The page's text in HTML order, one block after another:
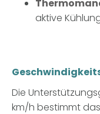
aktive
Die
km/h bestimmt